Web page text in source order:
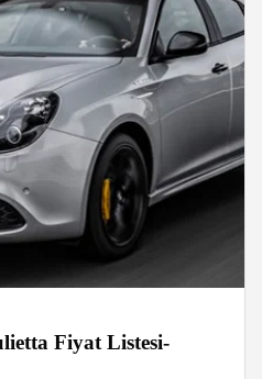
Fiyat Listesi-